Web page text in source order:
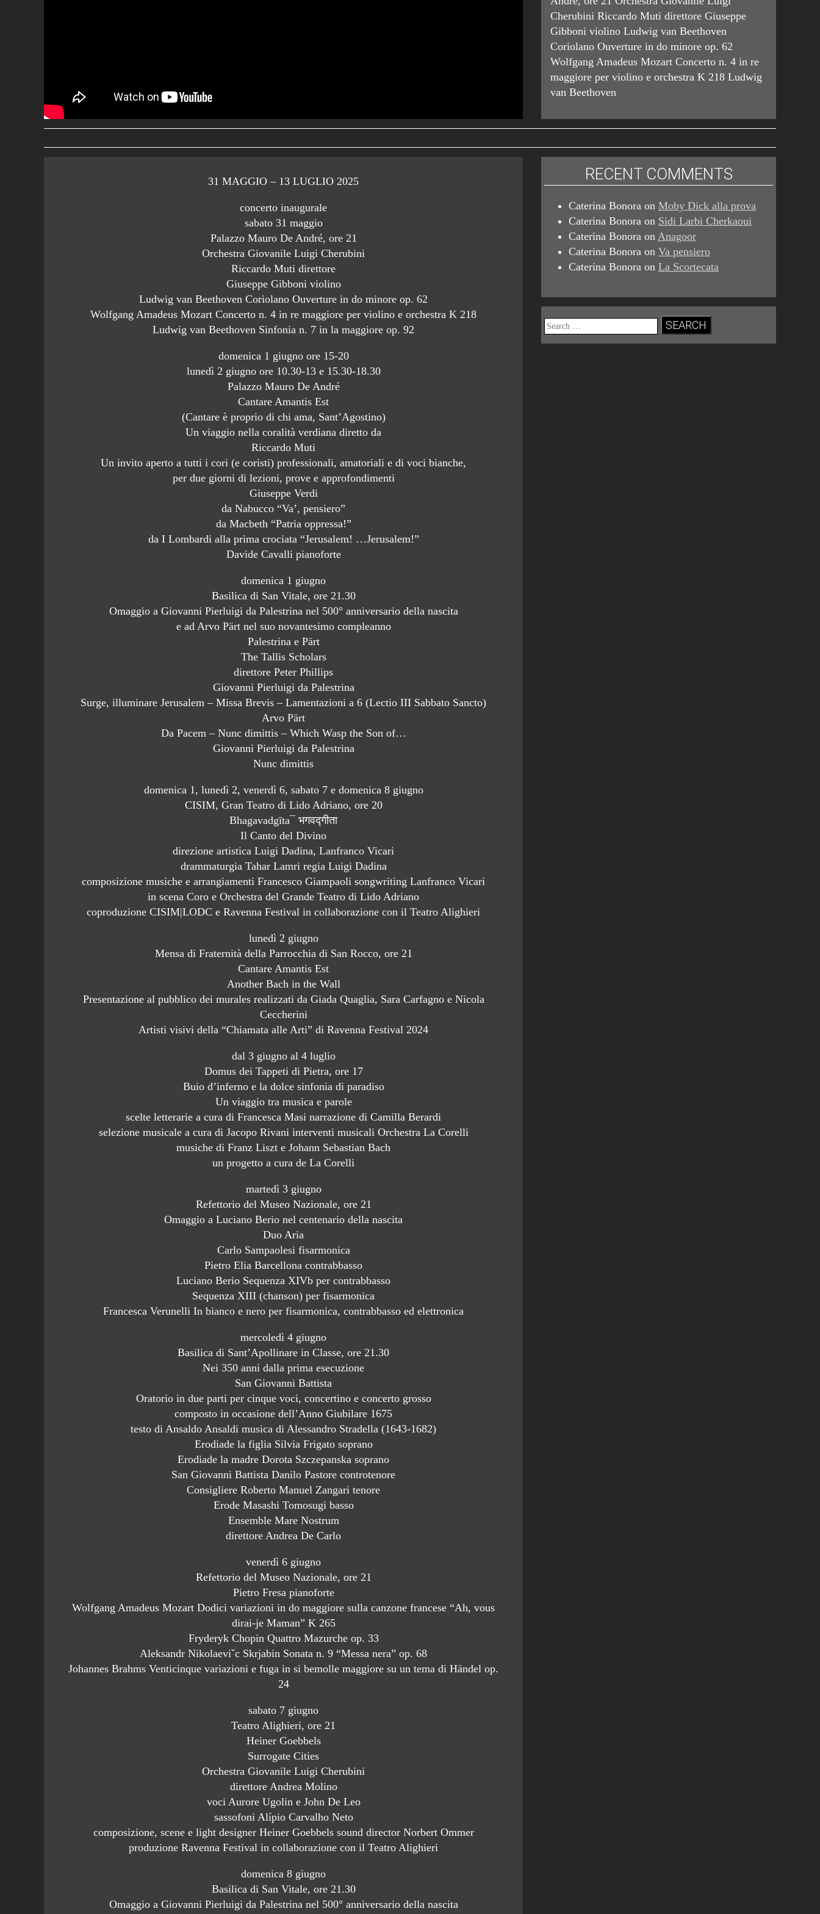
Cherubini Riccardo Muti direttore Giuseppe
Gibboni violino Ludwig van Beethoven
Coriolano Ouverture in do minore op. 62
Wolfgang Amadeus Mozart Concerto n. 4 in re
maggiore per violino e orchestra K 218 Ludwig
van Beethoven
31 MAGGIO – 13 LUGLIO 2025
concerto inaugurale
sabato 31 maggio
Palazzo Mauro De André, ore 21
Orchestra Giovanile Luigi Cherubini
Riccardo Muti direttore
Giuseppe Gibboni violino
Ludwig van Beethoven Coriolano Ouverture in do minore op. 62
Wolfgang Amadeus Mozart Concerto n. 4 in re maggiore per violino e orchestra K 218
Ludwig van Beethoven Sinfonia n. 7 in la maggiore op. 92
domenica 1 giugno ore 15-20
lunedì 2 giugno ore 10.30-13 e 15.30-18.30
Palazzo Mauro De André
Cantare Amantis Est
(Cantare è proprio di chi ama, Sant’Agostino)
Un viaggio nella coralità verdiana diretto da
Riccardo Muti
Un invito aperto a tutti i cori (e coristi) professionali, amatoriali e di voci bianche,
per due giorni di lezioni, prove e approfondimenti
Giuseppe Verdi
da Nabucco “Va’, pensiero”
da Macbeth “Patria oppressa!”
da I Lombardi alla prima crociata “Jerusalem! …Jerusalem!”
Davide Cavalli pianoforte
domenica 1 giugno
Basilica di San Vitale, ore 21.30
Omaggio a Giovanni Pierluigi da Palestrina nel 500° anniversario della nascita
e ad Arvo Pärt nel suo novantesimo compleanno
Palestrina e Pärt
The Tallis Scholars
direttore Peter Phillips
Giovanni Pierluigi da Palestrina
Surge, illuminare Jerusalem – Missa Brevis – Lamentazioni a 6 (Lectio III Sabbato Sancto)
Arvo Pärt
Da Pacem – Nunc dimittis – Which Wasp the Son of…
Giovanni Pierluigi da Palestrina
Nunc dimittis
domenica 1, lunedì 2, venerdì 6, sabato 7 e domenica 8 giugno
CISIM, Gran Teatro di Lido Adriano, ore 20
Bhagavadgīta¯ भगवद्गीता
Il Canto del Divino
direzione artistica Luigi Dadina, Lanfranco Vicari
drammaturgia Tahar Lamri regia Luigi Dadina
composizione musiche e arrangiamenti Francesco Giampaoli songwriting Lanfranco Vicari
in scena Coro e Orchestra del Grande Teatro di Lido Adriano
coproduzione CISIM|LODC e Ravenna Festival in collaborazione con il Teatro Alighieri
lunedì 2 giugno
Mensa di Fraternità della Parrocchia di San Rocco, ore 21
Cantare Amantis Est
Another Bach in the Wall
Presentazione al pubblico dei murales realizzati da Giada Quaglia, Sara Carfagno e Nicola
Ceccherini
Artisti visivi della “Chiamata alle Arti” di Ravenna Festival 2024
dal 3 giugno al 4 luglio
Domus dei Tappeti di Pietra, ore 17
Buio d’inferno e la dolce sinfonia di paradiso
Un viaggio tra musica e parole
scelte letterarie a cura di Francesca Masi narrazione di Camilla Berardi
selezione musicale a cura di Jacopo Rivani interventi musicali Orchestra La Corelli
musiche di Franz Liszt e Johann Sebastian Bach
un progetto a cura de La Corelli
martedì 3 giugno
Refettorio del Museo Nazionale, ore 21
Omaggio a Luciano Berio nel centenario della nascita
Duo Aria
Carlo Sampaolesi fisarmonica
Pietro Elia Barcellona contrabbasso
Luciano Berio Sequenza XIVb per contrabbasso
Sequenza XIII (chanson) per fisarmonica
Francesca Verunelli In bianco e nero per fisarmonica, contrabbasso ed elettronica
mercoledì 4 giugno
Basilica di Sant’Apollinare in Classe, ore 21.30
Nei 350 anni dalla prima esecuzione
San Giovanni Battista
Oratorio in due parti per cinque voci, concertino e concerto grosso
composto in occasione dell’Anno Giubilare 1675
testo di Ansaldo Ansaldi musica di Alessandro Stradella (1643-1682)
Erodiade la figlia Silvia Frigato soprano
Erodiade la madre Dorota Szczepanska soprano
San Giovanni Battista Danilo Pastore controtenore
Consigliere Roberto Manuel Zangari tenore
Erode Masashi Tomosugi basso
Ensemble Mare Nostrum
direttore Andrea De Carlo
venerdì 6 giugno
Refettorio del Museo Nazionale, ore 21
Pietro Fresa pianoforte
Wolfgang Amadeus Mozart Dodici variazioni in do maggiore sulla canzone francese “Ah, vous
dirai-je Maman” K 265
Fryderyk Chopin Quattro Mazurche op. 33
Aleksandr Nikolaeviˇc Skrjabin Sonata n. 9 “Messa nera” op. 68
Johannes Brahms Venticinque variazioni e fuga in si bemolle maggiore su un tema di Händel op.
24
sabato 7 giugno
Teatro Alighieri, ore 21
Heiner Goebbels
Surrogate Cities
Orchestra Giovanile Luigi Cherubini
direttore Andrea Molino
voci Aurore Ugolin e John De Leo
sassofoni Alípio Carvalho Neto
composizione, scene e light designer Heiner Goebbels sound director Norbert Ommer
produzione Ravenna Festival in collaborazione con il Teatro Alighieri
domenica 8 giugno
Basilica di San Vitale, ore 21.30
Omaggio a Giovanni Pierluigi da Palestrina nel 500° anniversario della nascita
RECENT COMMENTS
Caterina Bonora onMoby Dick alla prova
Caterina Bonora on Sidi Larbi Cherkaoui
Caterina Bonora onAnagoor
Caterina Bonora onVa pensiero
Caterina Bonora onLa Scortecata
Search
for: